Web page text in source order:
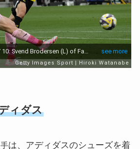
ィダス
は、アディダスのシューズを着